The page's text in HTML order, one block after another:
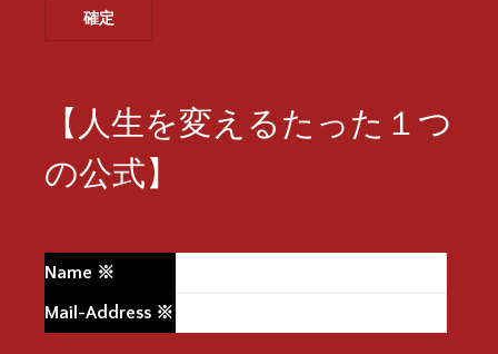
【人生を変えるたった１つ
の公式】
Name ※
Mail-Address ※